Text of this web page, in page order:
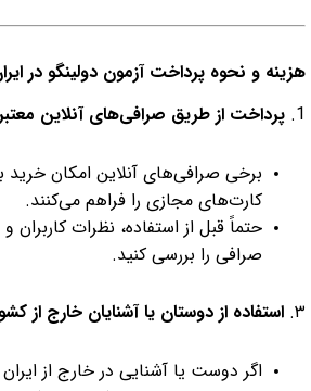
هزینه و نحوه پرداخت آزمون دولینگو در
1. پرداخت از طریق صرافی‌های آنلاین معتبر
برخی صرافی‌های آنلاین امکان خرید
کارت‌های مجازی را فراهم می‌کنند.
حتماً قبل از استفاده، نظرات کاربران
صرافی را بررسی کنید.
۳. استفاده از دوستان یا آشنایان خارج از
اگر دوست یا آشنایی در خارج از ایران